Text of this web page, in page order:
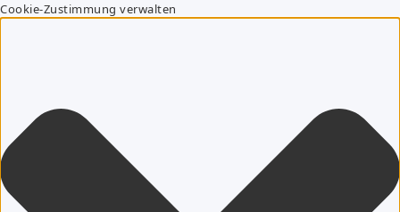
Cookie-Zustimmung verwalten